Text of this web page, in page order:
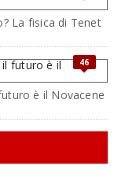
La fisica di Tenet
46
è il Novacene